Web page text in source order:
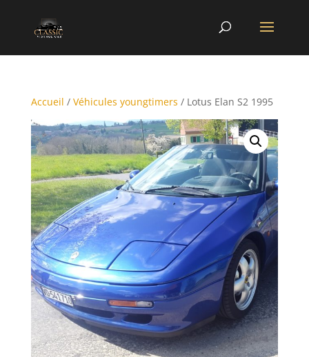
Accueil / Véhicules youngtimers / Lotus Elan S2 1995